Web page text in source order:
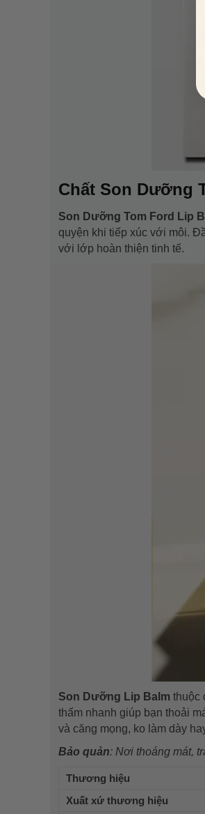
Chất Son Dưỡng
Son Dưỡng Tom Ford Lip
quyện khi tiếp xúc với môi.
với lớp hoàn thiện tinh tế.
Son Dưỡng Lip Balm thuộc
thấm nhanh giúp bạn thoải
và căng mọng, ko làm dày
Bảo quản: Nơi thoáng mát,
Thương hiệu
Xuất xứ thương hiệu